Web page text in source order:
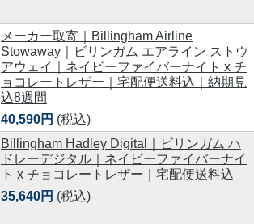
メーカー取寄｜Billingham Airline
Stowaway｜ビリンガム エアライン ストウ
アウェイ｜ネイビーファイバーナイト x チ
ョコレートレザー｜宅配便送料込｜納期見
込8週間
40,590円 (税込)
Billingham Hadley Digital｜ビリンガム ハ
ドレーデジタル｜ネイビーファイバーナイ
ト x チョコレートレザー｜宅配便送料込
35,640円 (税込)